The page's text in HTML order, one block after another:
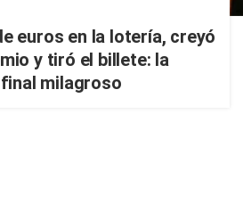
euros en la lotería, creyó
y tiró el billete: la
milagroso